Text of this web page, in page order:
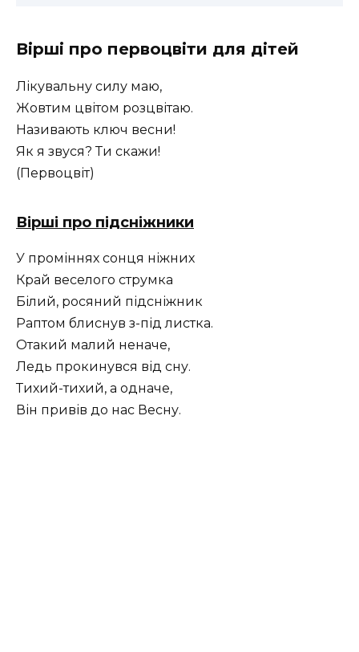
Вірші про первоцвіти для дітей
Лікувальну силу маю,
Жовтим цвітом розцвітаю.
Називають ключ весни!
Як я звуся? Ти скажи!
(Первоцвіт)
Вірші про підсніжники
У проміннях сонця ніжних
Край веселого струмка
Білий, росяний підсніжник
Раптом блиснув з-під листка.
Отакий малий неначе,
Ледь прокинувся від сну.
Тихий-тихий, а одначе,
Він привів до нас Весну.